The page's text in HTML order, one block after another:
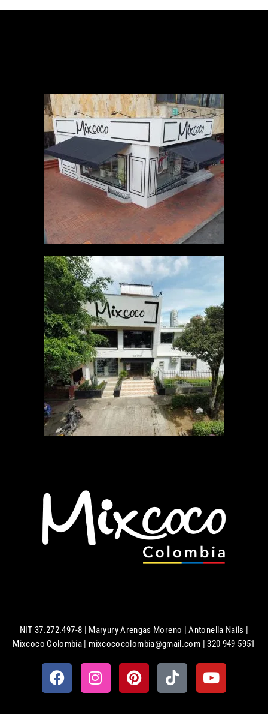
NIT 37.272.497-8 | Maryury Arengas Moreno | Antonella Nails |
Mixcoco Colombia | mixcococolombia@gmail.com | 320 949 5951